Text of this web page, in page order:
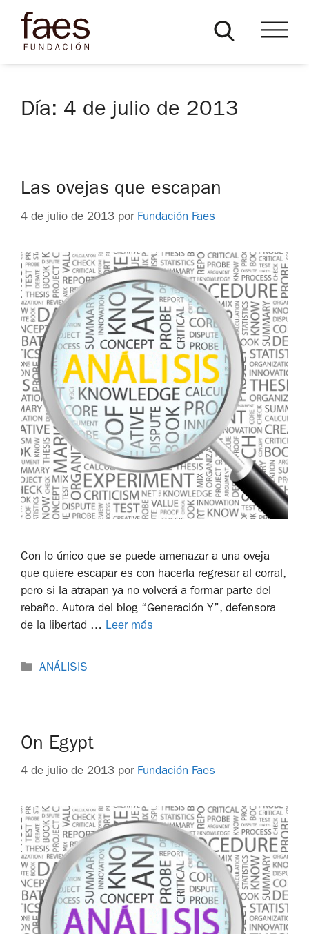
Día: 4 de julio de 2013
Las ovejas que escapan
4 de julio de 2013 por Fundación Faes
Con lo único que se puede amenazar a una oveja
que quiere escapar es con hacerla regresar al corral,
pero si la atrapan ya no volverá a formar parte del
rebaño. Autora del blog “Generación Y”, defensora
de la libertad … Leer más
ANÁLISIS
On Egypt
4 de julio de 2013 por Fundación Faes